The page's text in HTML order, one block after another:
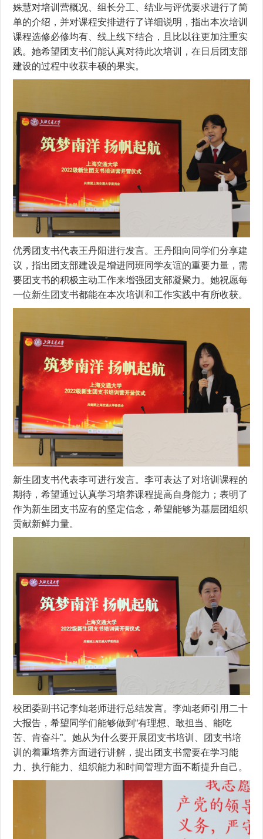
姝慧对培训营概况、组长分工、结业与评优要求进行了简
单的介绍，并对课程安排进行了详细说明，指出本次培训
课程选修必修均有、线上线下结合，且比以往更加注重实
践。她希望团支书们能认真对待此次培训，在日后团支部
建设的过程中收获丰硕的果实。
优秀团支书代表王丹阳进行发言。王丹阳向同学们分享建
议，指出团支部建设是增进同班同学友谊的重要力量，需
要团支书的积极主动工作来增强团支部凝聚力。她祝愿每
一位新生团支书都能在本次培训和工作实践中有所收获。
新生团支书代表李可进行发言。李可表达了对培训课程的
期待，希望通过认真学习培养课程提高自身能力；表明了
作为新生团支书应有的坚定信念，希望能够为基层团组织
贡献新鲜力量。
校团委副书记李灿老师进行总结发言。李灿老师引用二十
大报告，希望同学们能够做到“有理想、敢担当、能吃
苦、肯奋斗”。她从为什么要开展团支书培训、团支书培
训的着重培养方面进行讲解，提出团支书需要在学习能
力、执行能力、组织能力和时间管理方面不断提升自己。